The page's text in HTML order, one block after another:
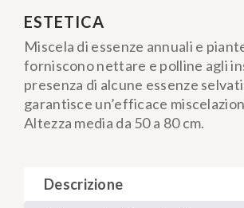
ESTETICA
Miscela di essenze annuali e
forniscono nettare e polline agli
presenza di alcune essenze
garantisce un’efficace
Altezza media da 50 a 80 cm.
Descrizione